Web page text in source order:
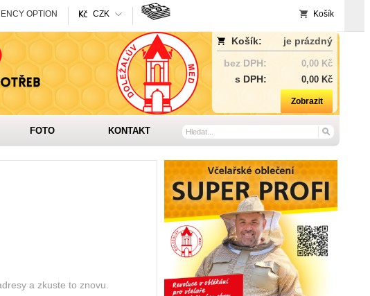
OPTION CZK Košík
Košík:
je prázdný
bez DPH:
0,00 Kč
s DPH: 0,00 Kč
Zobrazit
FOTO KONTAKT
a zkuste to znovu.